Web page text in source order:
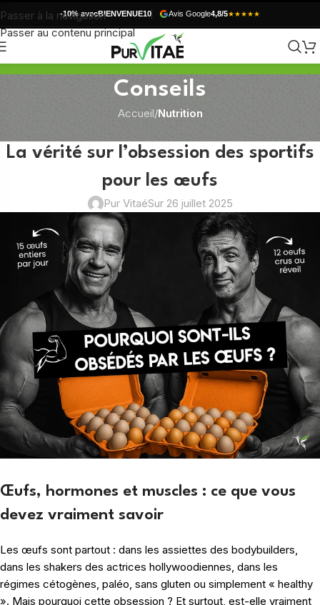
Passer à la navigation
Passer au contenu principal
-10% avecBIENVENUE10 Avis Google4,8/5★★★★★
Conseils
Accueil/Nutrition
La vérité sur l’obsession des sportifs
pour les œufs
Pur VitaéSur 26 juillet 2025
Œufs, hormones et muscles : ce que vous
devez vraiment savoir
Les œufs sont partout : dans les assiettes des bodybuilders,
dans les shakers des actrices hollywoodiennes, dans les
régimes cétogènes, paléo, sans gluten ou simplement « healthy
». Mais pourquoi cette obsession ? Et surtout, est-elle vraiment